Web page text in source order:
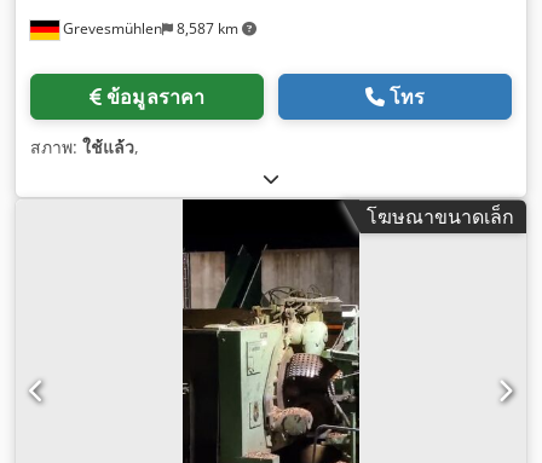
Grevesmühlen 8,587 km
ข้อมูลราคา โทร
สภาพ: ใช้แล้ว,
โฆษณาขนาดเล็ก